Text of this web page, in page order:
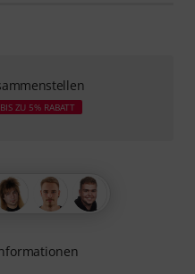
BIS ZU 5% RABATT